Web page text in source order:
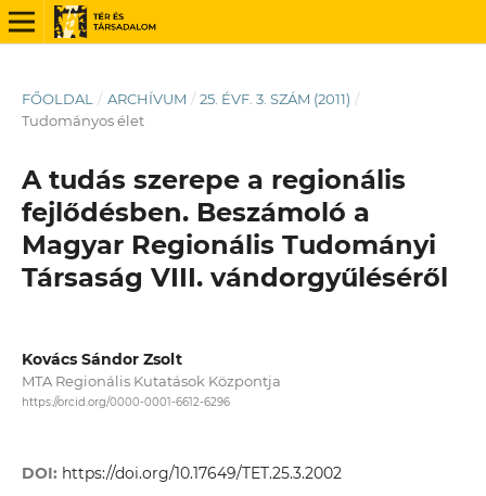
FŐOLDAL / ARCHÍVUM / 25. ÉVF. 3. SZÁM (2011) /
Tudományos élet
A tudás szerepe a regionális
fejlődésben. Beszámoló a
Magyar Regionális Tudományi
Társaság VIII. vándorgyűléséről
Kovács Sándor Zsolt
MTA Regionális Kutatások Központja
https://orcid.org/0000-0001-6612-6296
DOI: https://doi.org/10.17649/TET.25.3.2002